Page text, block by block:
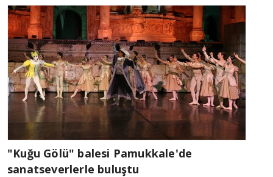
"Kuğu Gölü" balesi Pamukkale'de
sanatseverlerle buluştu